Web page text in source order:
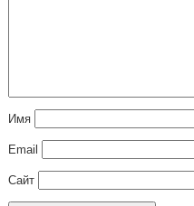
Имя
Email
Сайт